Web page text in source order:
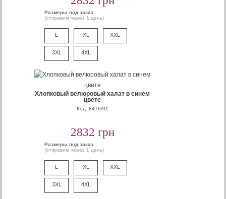
Размеры под заказ
(отправим через 1 день)
L XL XXL
3XL 4XL
Хлопковый велюровый халат в синем
цвете
Код: 8476/01
2832 грн
Размеры под заказ
(отправим через 1 день)
L XL XXL
3XL 4XL